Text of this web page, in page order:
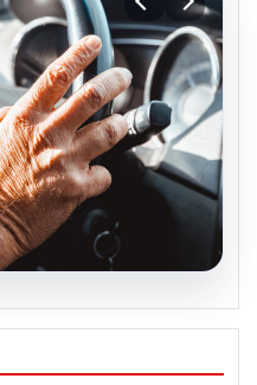
verilecek mi,
emekli